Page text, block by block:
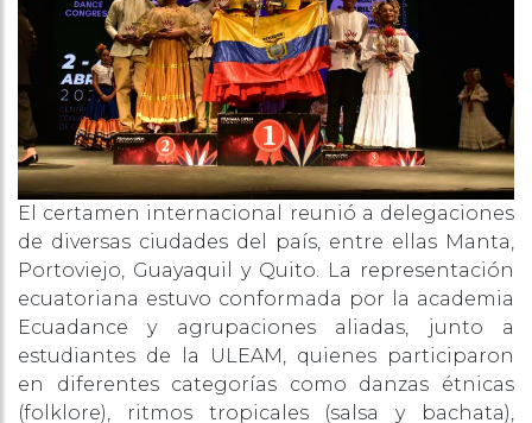
El certamen internacional reunió a delegaciones
de diversas ciudades del país, entre ellas Manta,
Portoviejo, Guayaquil y Quito. La representación
ecuatoriana estuvo conformada por la academia
Ecuadance y agrupaciones aliadas, junto a
estudiantes de la ULEAM, quienes participaron
en diferentes categorías como danzas étnicas
(folklore), ritmos tropicales (salsa y bachata),